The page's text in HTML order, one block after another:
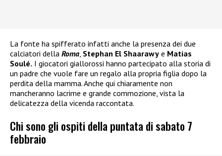
La fonte ha spifferato infatti anche la presenza dei due
calciatori della Roma, Stephan El Shaarawy e Matias
Soulé. I giocatori giallorossi hanno partecipato alla storia di
un padre che vuole fare un regalo alla propria figlia dopo la
perdita della mamma. Anche qui chiaramente non
mancheranno lacrime e grande commozione, vista la
delicatezza della vicenda raccontata.
Chi sono gli ospiti della puntata di sabato 7
febbraio